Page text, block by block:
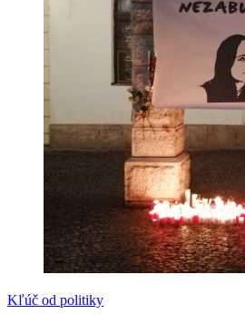
Kľúč od politiky